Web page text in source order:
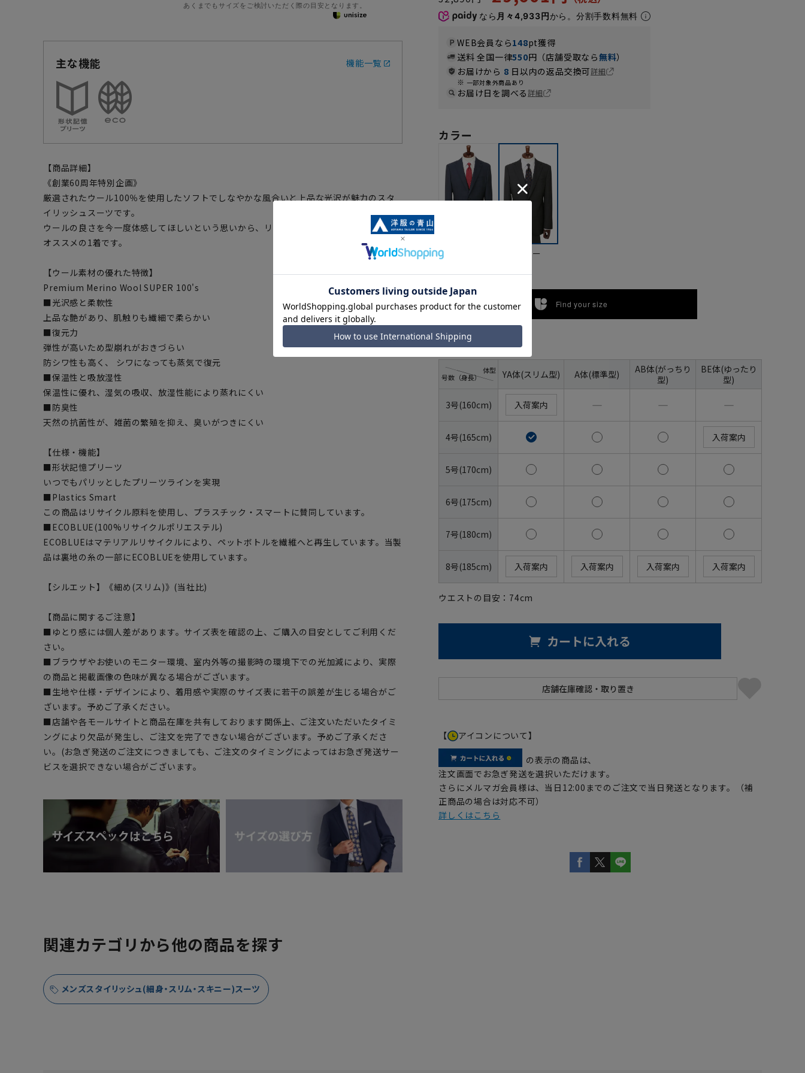
あくまでもサイズをご検討いただく際の目安となります。
主な機能 機能一覧
【商品詳細】
《創業60周年特別企画》
厳選されたウール100％を使用したソフトでしなやかな風合いと上品な光沢が魅力のスタ
イリッシュスーツです。
ウールの良さを今一度体感してほしいという思いから、リーズナブルな価格にて企画した
オススメの1着です。
【ウール素材の優れた特徴】
Premium Merino Wool SUPER 100's
■光沢感と柔軟性
上品な艶があり、肌触りも繊細で柔らかい
■復元力
弾性が高いため型崩れがおきづらい
防シワ性も高く、 シワになっても蒸気で復元
■保温性と吸放湿性
保温性に優れ、湿気の吸収、放湿性能により蒸れにくい
■防臭性
天然の抗菌性が、雑菌の繁殖を抑え、臭いがつきにくい
【仕様・機能】
■形状記憶プリーツ
いつでもパリッとしたプリーツラインを実現
■Plastics Smart
この商品はリサイクル原料を使用し、プラスチック・スマートに賛同しています。
■ECOBLUE(100%リサイクルポリエステル)
ECOBLUEはマテリアルリサイクルにより、ペットボトルを繊維へと再生しています。当製
品は裏地の糸の一部にECOBLUEを使用しています。
【シルエット】《細め(スリム)》(当社比)
【商品に関するご注意】
■ゆとり感には個人差があります。サイズ表を確認の上、ご購入の目安としてご利用くだ
さい。
■ブラウザやお使いのモニター環境、室内外等の撮影時の環境下での光加減により、実際
の商品と掲載画像の色味が異なる場合がございます。
■生地や仕様・デザインにより、着用感や実際のサイズ表に若干の誤差が生じる場合がご
ざいます。予めご了承ください。
■店舗や各モールサイトと商品在庫を共有しております関係上、ご注文いただいたタイミ
ングにより欠品が発生し、ご注文を完了できない場合がございます。予めご了承くださ
い。(お急ぎ発送のご注文につきましても、ご注文のタイミングによってはお急ぎ発送サー
ビスを選択できない場合がございます。
なら 月々4,933円から。分割手数料無料
WEB会員なら148pt獲得
送料 全国一律550円（店舗受取なら無料）
お届けから 8 日以内の返品交換可詳細
一部対象外商品あり
お届け日を調べる詳細
カラー
グレー
Find your size
サイズ
号数（身長）
体型 YA体(スリム型) A体(標準型)
AB体(がっちり
型)
BE体(ゆったり
型)
3号(160cm) 入荷案内 ― ― ―
4号(165cm) 入荷案内
5号(170cm)
6号(175cm)
7号(180cm)
8号(185cm) 入荷案内 入荷案内 入荷案内 入荷案内
ウエストの目安： 74cm
カートに入れる
【 アイコンについて】
の表示の商品は、
注文画面でお急ぎ発送を選択いただけます。
さらにメルマガ会員様は、当日12:00までのご注文で当日発送となります。（補
正商品の場合は対応不可）
詳しくはこちら
関連カテゴリから他の商品を探す
メンズスタイリッシュ(細身・スリム・スキニー)スーツ